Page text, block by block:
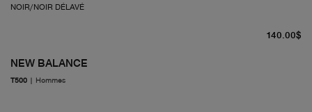
NOIR/NOIR DÉLAVÉ
NEW BALANCE
T500 | Hommes
140.00$